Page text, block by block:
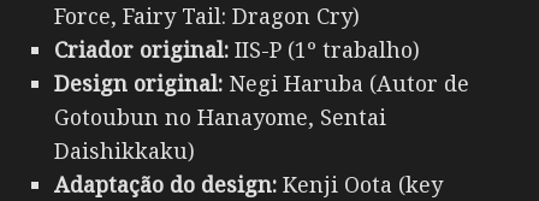
Force, Fairy Tail: Dragon Cry)
Criador original: IIS-P (1º trabalho)
Design original: Negi Haruba (Autor de
Gotoubun no Hanayome, Sentai
Daishikkaku)
Adaptação do design: Kenji Oota (key